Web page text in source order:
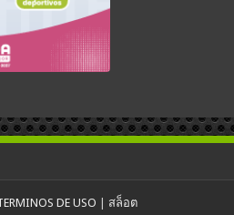
DE USO สล็อต